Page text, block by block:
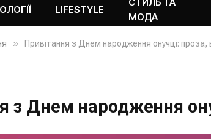
LIFESTYLE
МОДА
» Привітання з Днем народження онучці:
з Днем народження